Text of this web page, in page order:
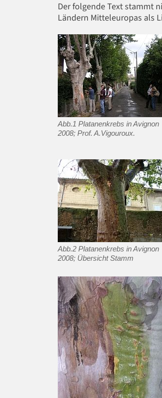
Der folgende Text stammt
Ländern Mitteleuropas als
Abb.1 Platanenkrebs in Avignon
2008; Prof. A.Vigouroux.
Abb.2 Platanenkrebs in Avignon
2008; Übersicht Stamm